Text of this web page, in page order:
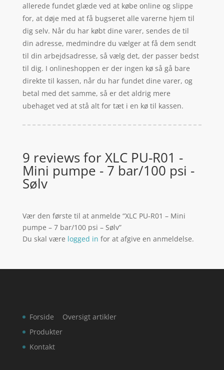
allerede fundet glæde ved at købe online og slippe
for, at døje med at få bugseret alle varerne hjem til
dig selv. Når du har købt dine varer, sendes de til
din adresse, medmindre du vælger at få dem sendt
til din arbejdsadresse, så vælg det, der passer bedst
til dig. I onlineshoppen er der ingen kø så gå bare
direkte til kassen, når du har fundet dine varer, og
betal med det samme, så er det aldrig mere
ubehaget ved at stå alt for tæt i en kø til kassen.
9 reviews forXLC PU-R01 -
Mini pumpe - 7 bar/100 psi -
Sølv
Vær den første til at anmelde “XLC PU-R01 – Mini
pumpe – 7 bar/100 psi – Sølv”
Du skal være logged in for at afgive en anmeldelse.
Forside
Produkter
Kontakt
Oversigt artikler